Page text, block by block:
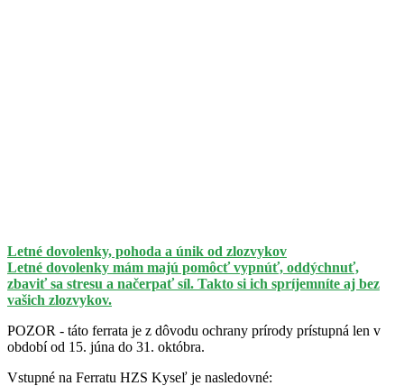
Letné dovolenky, pohoda a únik od zlozvykov
Letné dovolenky mám majú pomôcť vypnúť, oddýchnuť,
zbaviť sa stresu a načerpať síl. Takto si ich spríjemníte aj bez
vašich zlozvykov.
POZOR - táto ferrata je z dôvodu ochrany prírody prístupná len v
období od 15. júna do 31. októbra.
Vstupné na Ferratu HZS Kyseľ je nasledovné: